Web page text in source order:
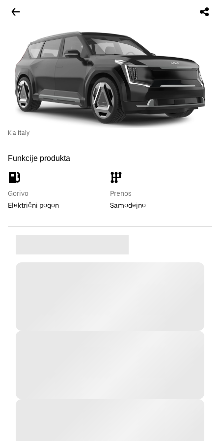
Kia Italy
Funkcije produkta
Gorivo
Električni pogon
Prenos
Samodejno